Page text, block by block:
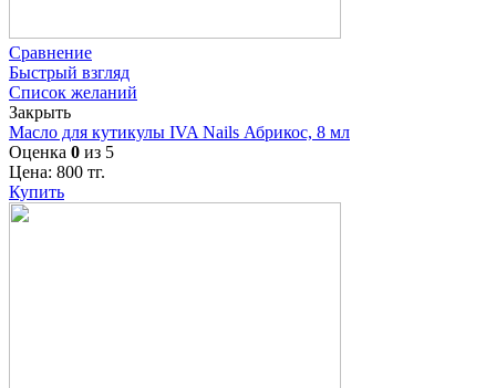
Сравнение
Быстрый взгляд
Список желаний
Закрыть
Масло для кутикулы IVA Nails Абрикос, 8 мл
Оценка 0 из 5
Цена: 800 тг.
Купить